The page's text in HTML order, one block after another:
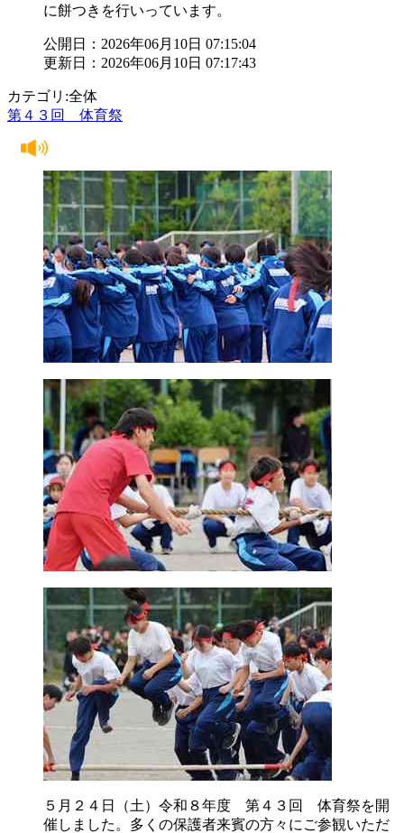
に餅つきを行いっています。
公開日：2026年06月10日 07:15:04
更新日：2026年06月10日 07:17:43
カテゴリ:全体
第４３回 体育祭
５月２４日（土）令和８年度 第４３回 体育祭を開
催しました。多くの保護者来賓の方々にご参観いただ